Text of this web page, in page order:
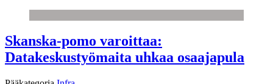
Skanska-pomo varoittaa:
Datakeskustyömaita uhkaa osaajapula